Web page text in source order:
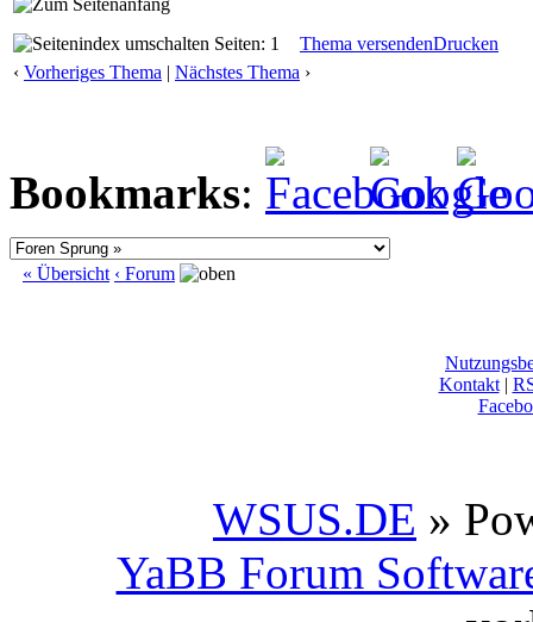
Seiten: 1 Thema versendenDrucken
‹ Vorheriges Thema | Nächstes Thema ›
Bookmarks:
« Übersicht ‹ Forum
Kontakt|
WSUS.DE »
YaBB Forum